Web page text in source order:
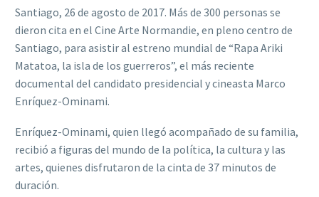
Santiago, 26 de agosto de 2017. Más de 300 personas se
dieron cita en el Cine Arte Normandie, en pleno centro de
Santiago, para asistir al estreno mundial de “Rapa Ariki
Matatoa, la isla de los guerreros”, el más reciente
documental del candidato presidencial y cineasta Marco
Enríquez-Ominami.
Enríquez-Ominami, quien llegó acompañado de su familia,
recibió a figuras del mundo de la política, la cultura y las
artes, quienes disfrutaron de la cinta de 37 minutos de
duración.